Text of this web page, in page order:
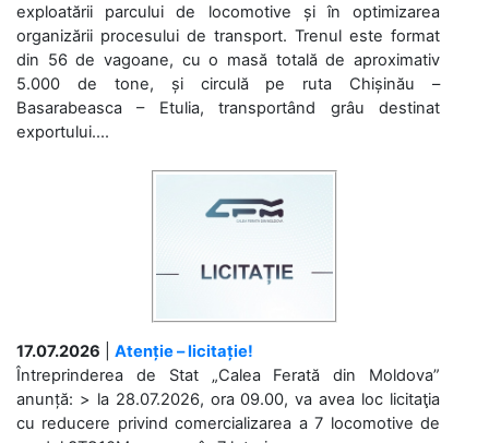
exploatării parcului de locomotive și în optimizarea
organizării procesului de transport. Trenul este format
din 56 de vagoane, cu o masă totală de aproximativ
5.000 de tone, și circulă pe ruta Chișinău –
Basarabeasca – Etulia, transportând grâu destinat
exportului....
17.07.2026
Atenție – licitație!
Întreprinderea de Stat „Calea Ferată din Moldova”
anunță: > la 28.07.2026, ora 09.00, va avea loc licitaţia
cu reducere privind comercializarea a 7 locomotive de